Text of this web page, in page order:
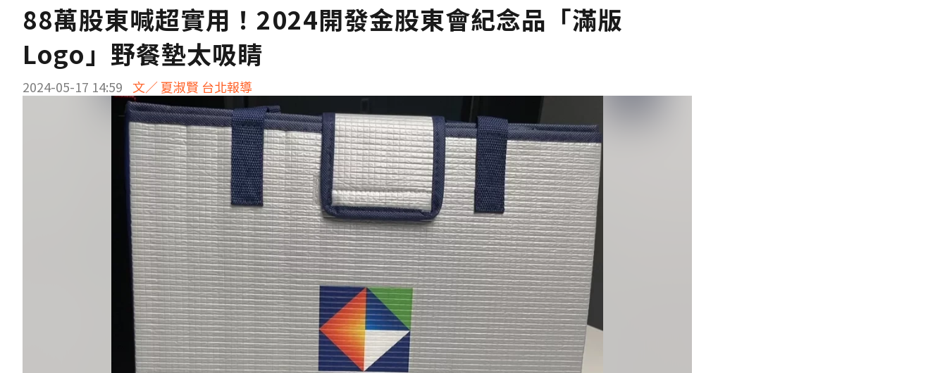
88萬股東喊超實用！2024開發金股東會紀念品「滿版
Logo」野餐墊太吸睛
2024-05-17 14:59 文／ 夏淑賢 台北報導